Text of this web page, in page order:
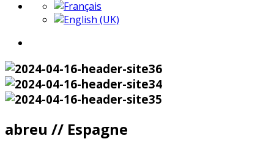
abreu // Espagne